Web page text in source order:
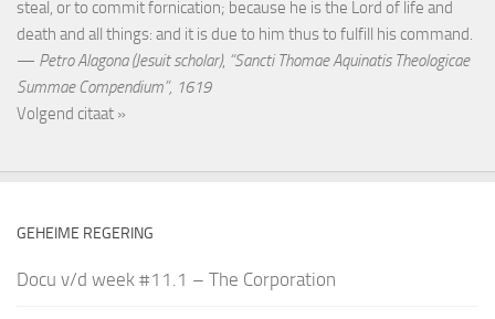
steal, or to commit fornication; because he is the Lord of life and
death and all things: and it is due to him thus to fulfill his command.
— Petro Alagona (Jesuit scholar), “Sancti Thomae Aquinatis Theologicae
Summae Compendium”, 1619
Volgend citaat »
GEHEIME REGERING
Docu v/d week #11.1 – The Corporation